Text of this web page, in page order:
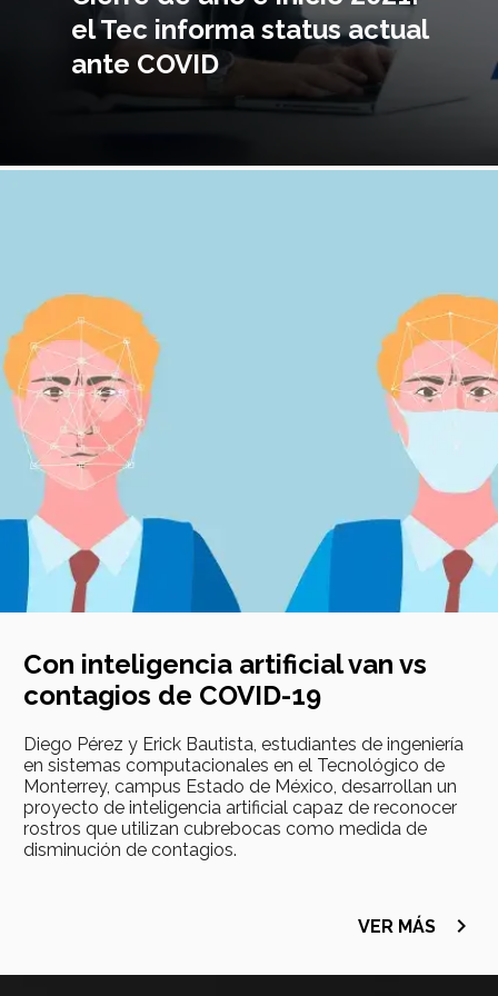
el Tec informa status actual
ante COVID
Con inteligencia artificial van vs
contagios de COVID-19
Diego Pérez y Erick Bautista, estudiantes de ingeniería
en sistemas computacionales en el Tecnológico de
Monterrey, campus Estado de México, desarrollan un
proyecto de inteligencia artificial capaz de reconocer
rostros que utilizan cubrebocas como medida de
disminución de contagios.
VER MÁS navigate_next